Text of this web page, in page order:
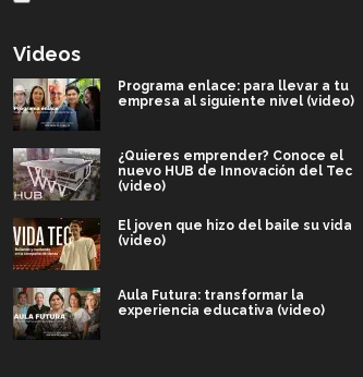
Videos
Programa enlace: para llevar a tu
empresa al siguiente nivel (video)
¿Quieres emprender? Conoce el
nuevo HUB de Innovación del Tec
(video)
El joven que hizo del baile su vida
(video)
Aula Futura: transformar la
experiencia educativa (video)